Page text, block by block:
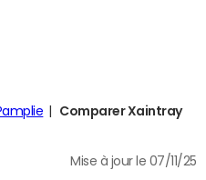
Comparer Xaintray
Mise à jour le 07/11/25